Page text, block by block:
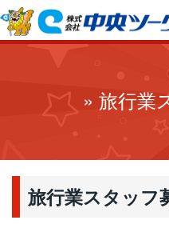
ご利用案内
お支払いについて
お受取り方法について
よくあるご質問
ご旅行条件書
» 旅行業
旅行業スタッフ